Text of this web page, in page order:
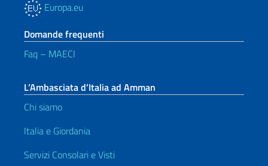
Europa.eu
Domande frequenti
Faq – MAECI
L’Ambasciata d’Italia ad Amman
Chi siamo
Italia e Giordania
Servizi Consolari e Visti